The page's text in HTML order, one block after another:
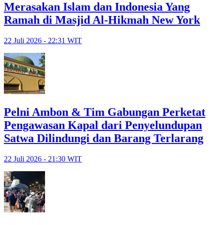
Merasakan Islam dan Indonesia Yang
Ramah di Masjid Al-Hikmah New York
22 Juli 2026 - 22:31 WIT
Pelni Ambon & Tim Gabungan Perketat
Pengawasan Kapal dari Penyelundupan
Satwa Dilindungi dan Barang Terlarang
22 Juli 2026 - 21:30 WIT